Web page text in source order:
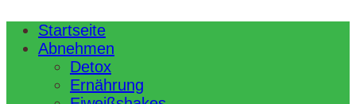
Startseite
Abnehmen
Detox
Ernährung